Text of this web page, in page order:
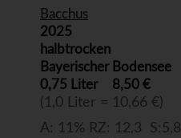
Bacchus
2025
halbtrocken
Bayerischer Bodensee
0,75 Liter
8,50 €
(1,0 Liter = 10,66 €)
A: 11% RZ: 12,3 S:5,8